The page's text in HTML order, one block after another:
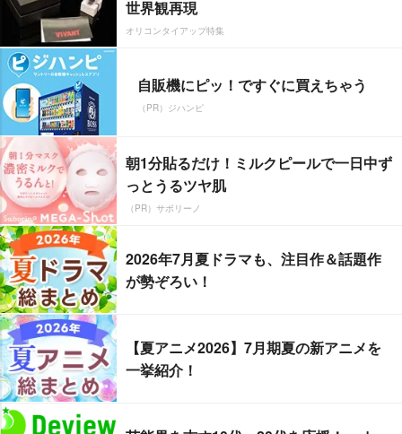
世界観再現
オリコンタイアップ特集
自販機にピッ！ですぐに買えちゃう
（PR）ジハンピ
朝1分貼るだけ！ミルクピールで一日中ず
っとうるツヤ肌
（PR）サボリーノ
2026年7月夏ドラマも、注目作＆話題作
が勢ぞろい！
【夏アニメ2026】7月期夏の新アニメを
一挙紹介！